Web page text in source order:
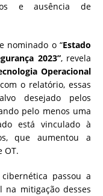
e ausência de
nominado o “Estado
2023”, revela
Operacional
o relatório, essas
desejado pelos
pelo menos uma
está vinculado à
que aumentou a
OT.
passou a
mitigação desses